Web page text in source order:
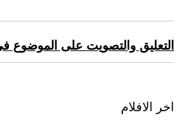
التعليق والتصويت على الموضوع
اخر الافلام